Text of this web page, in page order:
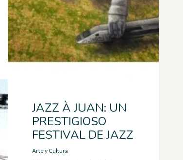
JAZZ À JUAN: UN
PRESTIGIOSO
FESTIVAL DE JAZZ
Arte y Cultura